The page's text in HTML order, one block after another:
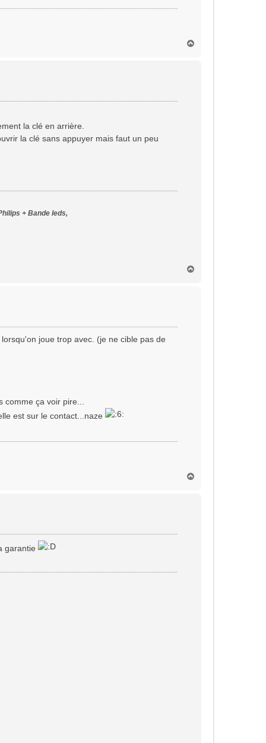
la clé en arrière.
la clé sans appuyer mais faut un peu
+ Bande leds,
joue trop avec. (je ne cible pas de
ça voir pire...
est sur le contact...naze
garantie